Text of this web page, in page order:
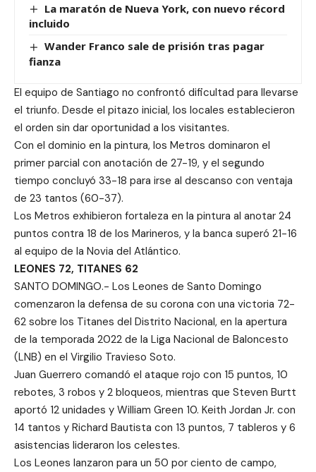
La maratón de Nueva York, con nuevo récord
incluido
Wander Franco sale de prisión tras pagar
fianza
El equipo de Santiago no confrontó dificultad para llevarse
el triunfo. Desde el pitazo inicial, los locales establecieron
el orden sin dar oportunidad a los visitantes.
Con el dominio en la pintura, los Metros dominaron el
primer parcial con anotación de 27-19, y el segundo
tiempo concluyó 33-18 para irse al descanso con ventaja
de 23 tantos (60-37).
Los Metros exhibieron fortaleza en la pintura al anotar 24
puntos contra 18 de los Marineros, y la banca superó 21-16
al equipo de la Novia del Atlántico.
LEONES 72, TITANES 62
SANTO DOMINGO.- Los Leones de Santo Domingo
comenzaron la defensa de su corona con una victoria 72-
62 sobre los Titanes del Distrito Nacional, en la apertura
de la temporada 2022 de la Liga Nacional de Baloncesto
(LNB) en el Virgilio Travieso Soto.
Juan Guerrero comandó el ataque rojo con 15 puntos, 10
rebotes, 3 robos y 2 bloqueos, mientras que Steven Burtt
aportó 12 unidades y William Green 10. Keith Jordan Jr. con
14 tantos y Richard Bautista con 13 puntos, 7 tableros y 6
asistencias lideraron los celestes.
Los Leones lanzaron para un 50 por ciento de campo,